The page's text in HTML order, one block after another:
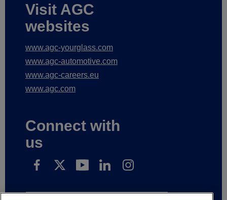
Visit AGC
websites
www.agc-yourglass.com
www.agc-automotive.com
www.agc-careers.eu
www.agc.com
Connect with
us